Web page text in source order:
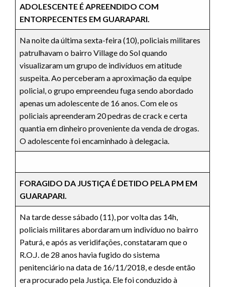
ADOLESCENTE É APREENDIDO COM
ENTORPECENTES EM GUARAPARI.
Na noite da última sexta-feira (10), policiais militares
patrulhavam o bairro Village do Sol quando
visualizaram um grupo de indivíduos em atitude
suspeita. Ao perceberam a aproximação da equipe
policial, o grupo empreendeu fuga sendo abordado
apenas um adolescente de 16 anos. Com ele os
policiais apreenderam 20 pedras de crack e certa
quantia em dinheiro proveniente da venda de drogas.
O adolescente foi encaminhado à delegacia.
FORAGIDO DA JUSTIÇA É DETIDO PELA PM EM
GUARAPARI.
Na tarde desse sábado (11), por volta das 14h,
policiais militares abordaram um indivíduo no bairro
Paturá, e após as veridifações, constataram que o
R.O.J. de 28 anos havia fugido do sistema
penitenciário na data de 16/11/2018, e desde então
era procurado pela Justiça. Ele foi conduzido à